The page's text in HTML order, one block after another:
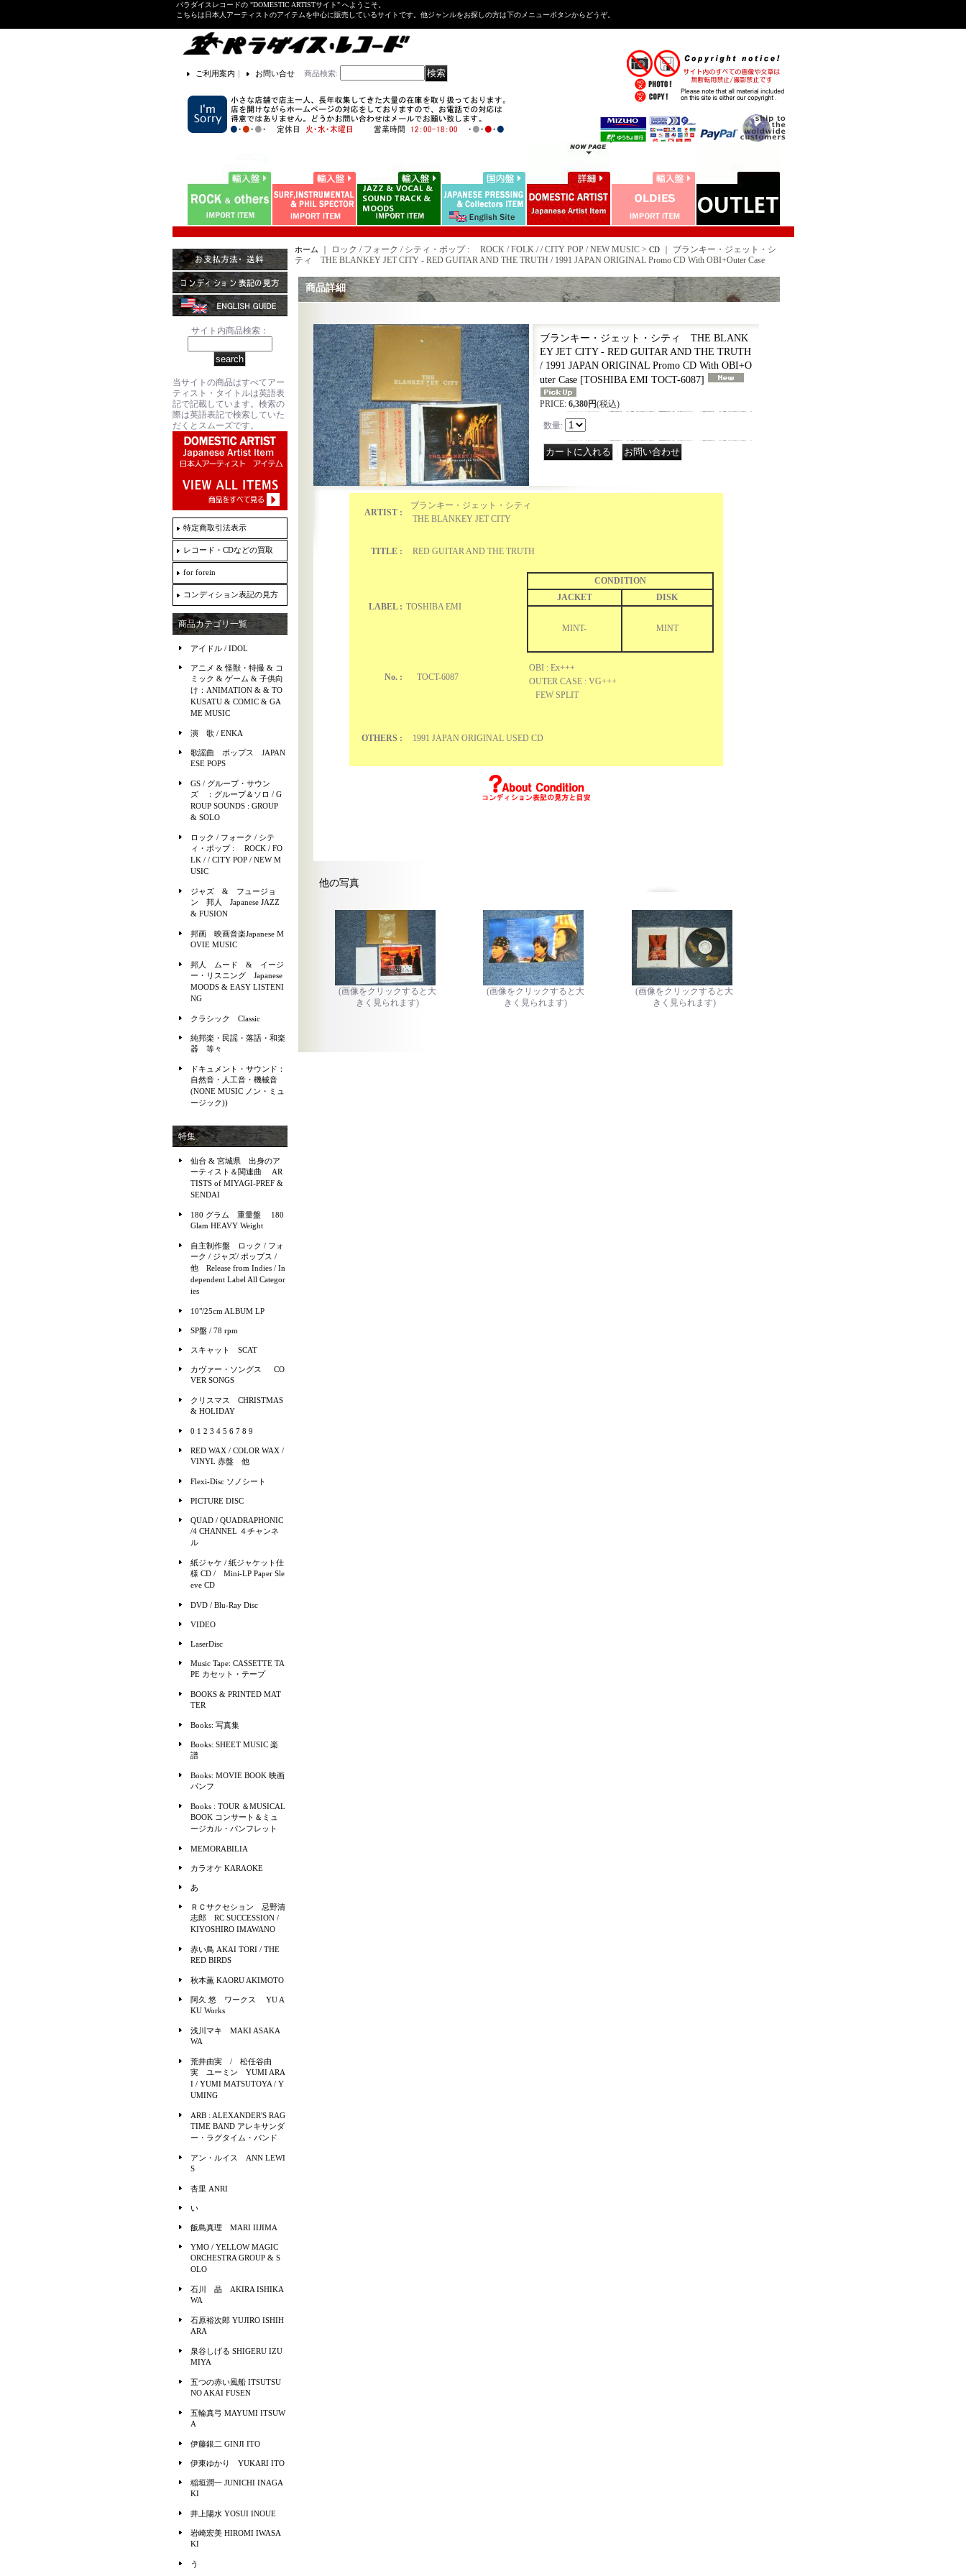
パラダイスレコードの "DOMESTIC ARTISTサイト" へようこそ。
こちらは日本人アーティストのアイテムを中心に販売しているサイトです。他ジャンルをお探しの方は下のメニューボタンからどうぞ。
ご利用案内 ｜ お問い合せ 商品検索:
サイト内商品検索：
当サイトの商品はすべてアー
ティスト・タイトルは英語表
記で記載しています。検索の
際は英語表記で検索していた
だくとスムーズです。
特定商取引法表示
レコード・CDなどの買取
for forein
コンディション表記の見方
商品カテゴリ一覧
アイドル / IDOL
アニメ & 怪獣・特撮 & コ
ミック & ゲーム & 子供向
け：ANIMATION & & TO
KUSATU & COMIC & GA
ME MUSIC
演 歌 / ENKA
歌謡曲 ポップス JAPAN
ESE POPS
GS / グループ・サウン
ズ ：グループ＆ソロ / G
ROUP SOUNDS : GROUP
& SOLO
ロック / フォーク / シテ
ィ・ポップ : ROCK / FO
LK / / CITY POP / NEW M
USIC
ジャズ & フュージョ
ン 邦人 Japanese JAZZ
& FUSION
邦画 映画音楽Japanese M
OVIE MUSIC
邦人 ムード & イージ
ー・リスニング Japanese
MOODS & EASY LISTENI
NG
クラシック Classic
純邦楽・民謡・落語・和楽
器 等々
ドキュメント・サウンド：
自然音・人工音・機械音
(NONE MUSIC ノン・ミュ
ージック))
特集
仙台 & 宮城県 出身のア
ーティスト＆関連曲 AR
TISTS of MIYAGI-PREF &
SENDAI
180 グラム 重量盤 180
Glam HEAVY Weight
自主制作盤 ロック / フォ
ーク / ジャズ/ ポップス /
他 Release from Indies / In
dependent Label All Categor
ies
10"/25cm ALBUM LP
SP盤 / 78 rpm
スキャット SCAT
カヴァー・ソングス CO
VER SONGS
クリスマス CHRISTMAS
& HOLIDAY
0 1 2 3 4 5 6 7 8 9
RED WAX / COLOR WAX /
VINYL 赤盤 他
Flexi-Disc ソノシート
PICTURE DISC
QUAD / QUADRAPHONIC
/4 CHANNEL ４チャンネ
ル
紙ジャケ / 紙ジャケット仕
様 CD / Mini-LP Paper Sle
eve CD
DVD / Blu-Ray Disc
VIDEO
LaserDisc
Music Tape: CASSETTE TA
PE カセット・テープ
BOOKS & PRINTED MAT
TER
Books: 写真集
Books: SHEET MUSIC 楽
譜
Books: MOVIE BOOK 映画
パンフ
Books : TOUR ＆MUSICAL
BOOK コンサート＆ミュ
ージカル・パンフレット
MEMORABILIA
カラオケ KARAOKE
あ
ＲＣサクセション 忌野清
志郎 RC SUCCESSION /
KIYOSHIRO IMAWANO
赤い鳥 AKAI TORI / THE
RED BIRDS
秋本薫 KAORU AKIMOTO
阿久 悠 ワークス YU A
KU Works
浅川マキ MAKI ASAKA
WA
荒井由実 / 松任谷由
実 ユーミン YUMI ARA
I / YUMI MATSUTOYA / Y
UMING
ARB : ALEXANDER'S RAG
TIME BAND アレキサンダ
ー・ラグタイム・バンド
アン・ルイス ANN LEWI
S
杏里 ANRI
い
飯島真理 MARI IIJIMA
YMO / YELLOW MAGIC
ORCHESTRA GROUP & S
OLO
石川 晶 AKIRA ISHIKA
WA
石原裕次郎 YUJIRO ISHIH
ARA
泉谷しげる SHIGERU IZU
MIYA
五つの赤い風船 ITSUTSU
NO AKAI FUSEN
五輪真弓 MAYUMI ITSUW
A
伊藤銀二 GINJI ITO
伊東ゆかり YUKARI ITO
稲垣潤一 JUNICHI INAGA
KI
井上陽水 YOSUI INOUE
岩崎宏美 HIROMI IWASA
KI
う
ホーム ｜ ロック / フォーク / シティ・ポップ : ROCK / FOLK / / CITY POP / NEW MUSIC > CD｜
ブランキー・ジェット・シ
ティ THE BLANKEY JET CITY - RED GUITAR AND THE TRUTH / 1991 JAPAN ORIGINAL Promo CD With OBI+Outer Case
商品詳細
ブランキー・ジェット・シティ THE BLANK
EY JET CITY - RED GUITAR AND THE TRUTH
/ 1991 JAPAN ORIGINAL Promo CD With OBI+O
uter Case [TOSHIBA EMI TOCT-6087]
PRICE: 6,380円(税込)
数量:
ARTIST :
ブランキー・ジェット・シティ
THE BLANKEY JET CITY
TITLE : RED GUITAR AND THE TRUTH
LABEL : TOSHIBA EMI
CONDITION
JACKET
DISK
MINT- MINT
OBI : Ex+++
OUTER CASE : VG+++
FEW SPLIT
No. : TOCT-6087
OTHERS : 1991 JAPAN ORIGINAL USED CD
他の写真
(画像をクリックすると大
きく見られます)
(画像をクリックすると大
きく見られます)
(画像をクリックすると大
きく見られます)